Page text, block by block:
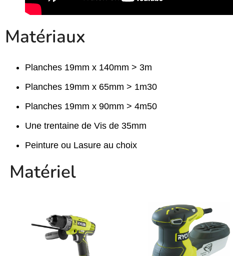
Matériaux
Planches 19mm x 140mm > 3m
Planches 19mm x 65mm > 1m30
Planches 19mm x 90mm > 4m50
Une trentaine de Vis de 35mm
Peinture ou Lasure au choix
Matériel